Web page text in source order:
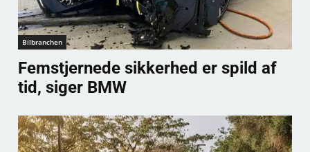
Bilbranchen
Femstjernede sikkerhed er spild af
tid, siger BMW